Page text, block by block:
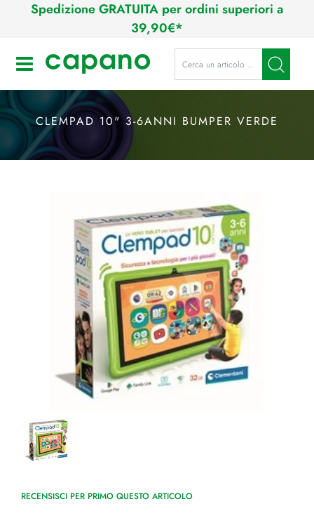
Spedizione GRATUITA per ordini superiori a
39,90€*
Open La modifica di un filtro
CLEMPAD 10" 3-6ANNI BUMPER VERDE
RECENSISCI PER PRIMO QUESTO ARTICOLO